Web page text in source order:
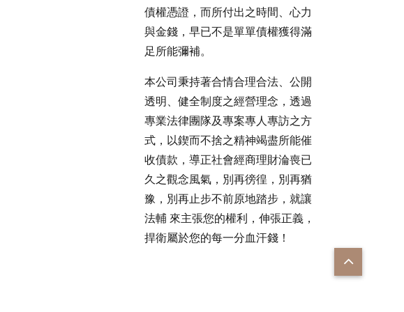
債權憑證，而所付出之時間、心力
與金錢，早已不是單單債權獲得滿
足所能彌補。
本公司秉持著合情合理合法、公開
透明、健全制度之經營理念，透過
專業法律團隊及專案專人專訪之方
式，以鍥而不捨之精神竭盡所能催
收債款，導正社會經商理財淪喪已
久之觀念風氣，別再徬徨，別再猶
豫，別再止步不前原地踏步，就讓
法輔 來主張您的權利，伸張正義，
捍衛屬於您的每一分血汗錢！